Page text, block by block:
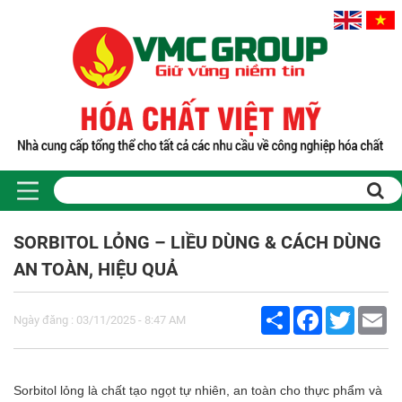
SORBITOL LỎNG – LIỀU DÙNG & CÁCH DÙNG
AN TOÀN, HIỆU QUẢ
Ngày đăng : 03/11/2025 - 8:47 AM
Share FacebookTwitter
Sorbitol lỏng là chất tạo ngọt tự nhiên, an toàn cho thực phẩm và